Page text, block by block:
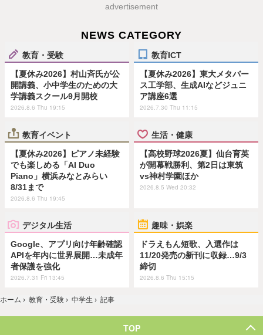
advertisement
NEWS CATEGORY
教育・受験
【夏休み2026】村山斉氏が公
開講義、小中学生のための大
学講義スクール9月開校
2026.8.6 Thu 19:15
教育ICT
【夏休み2026】東大メタバー
ス工学部、生成AIなどジュニ
ア講座6選
2026.7.30 Thu 11:15
教育イベント
【夏休み2026】ピアノ未経験
でも楽しめる「AI Duo
Piano」横浜みなとみらい
8/31まで
2026.8.6 Thu 19:45
生活・健康
【高校野球2026夏】仙台育英
が開幕戦勝利、第2日は東筑
vs神村学園ほか
2026.8.5 Wed 20:32
デジタル生活
Google、アプリ向け年齢確認
APIを年内に世界展開…未成年
者保護を強化
2026.7.31 Fri 13:45
趣味・娯楽
ドラえもん短歌、入選作は
11/20発売の新刊に収録…9/3
締切
2026.8.6 Thu 15:15
ホーム › 教育・受験 › 中学生 › 記事
TOP